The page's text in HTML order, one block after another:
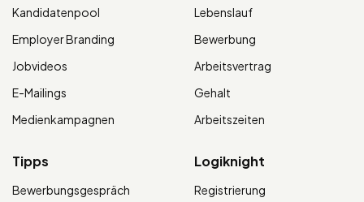
Kandidatenpool
Employer Branding
Jobvideos
E-Mailings
Medienkampagnen
Lebenslauf
Bewerbung
Arbeitsvertrag
Gehalt
Arbeitszeiten
Tipps
Bewerbungsgespräch
Logiknight
Registrierung